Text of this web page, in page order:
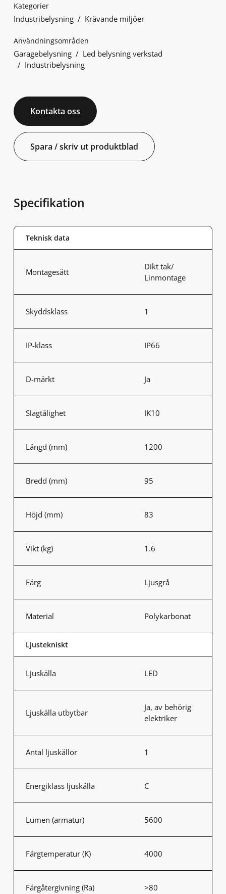
Kategorier
Industribelysning Krävande miljöer
Användningsområden
Garagebelysning
Led belysning verkstad
Industribelysning
Kontakta oss
Spara / skriv ut produktblad
Specifikation
Teknisk data
Montagesätt
Dikt tak/
Linmontage
Skyddsklass 1
IP-klass IP66
D-märkt Ja
Slagtålighet IK10
Längd (mm) 1200
Bredd (mm) 95
Höjd (mm) 83
Vikt (kg) 1.6
Färg Ljusgrå
Material Polykarbonat
Ljustekniskt
Ljuskälla LED
Ljuskälla utbytbar
Ja, av behörig
elektriker
Antal ljuskällor 1
Energiklass ljuskälla C
Lumen (armatur) 5600
Färgtemperatur (K) 4000
Färgåtergivning (Ra) >80